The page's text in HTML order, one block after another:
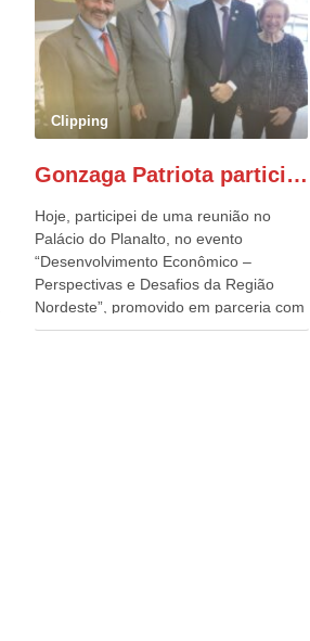
Clipping
Gonzaga Patriota participa de evento em prol do desenvolvimento do Nordeste
Hoje, participei de uma reunião no
Palácio do Planalto, no evento
“Desenvolvimento Econômico –
Perspectivas e Desafios da Região
Nordeste”, promovido em parceria com
o Consórcio Nordeste. Na pauta do